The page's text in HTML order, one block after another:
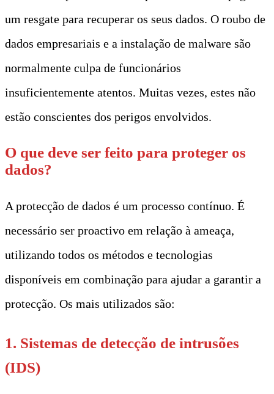
um resgate para recuperar os seus dados. O roubo de
dados empresariais e a instalação de malware são
normalmente culpa de funcionários
insuficientemente atentos. Muitas vezes, estes não
estão conscientes dos perigos envolvidos.
O que deve ser feito para proteger os
dados?
A protecção de dados é um processo contínuo. É
necessário ser proactivo em relação à ameaça,
utilizando todos os métodos e tecnologias
disponíveis em combinação para ajudar a garantir a
protecção. Os mais utilizados são:
1. Sistemas de detecção de intrusões
(IDS)